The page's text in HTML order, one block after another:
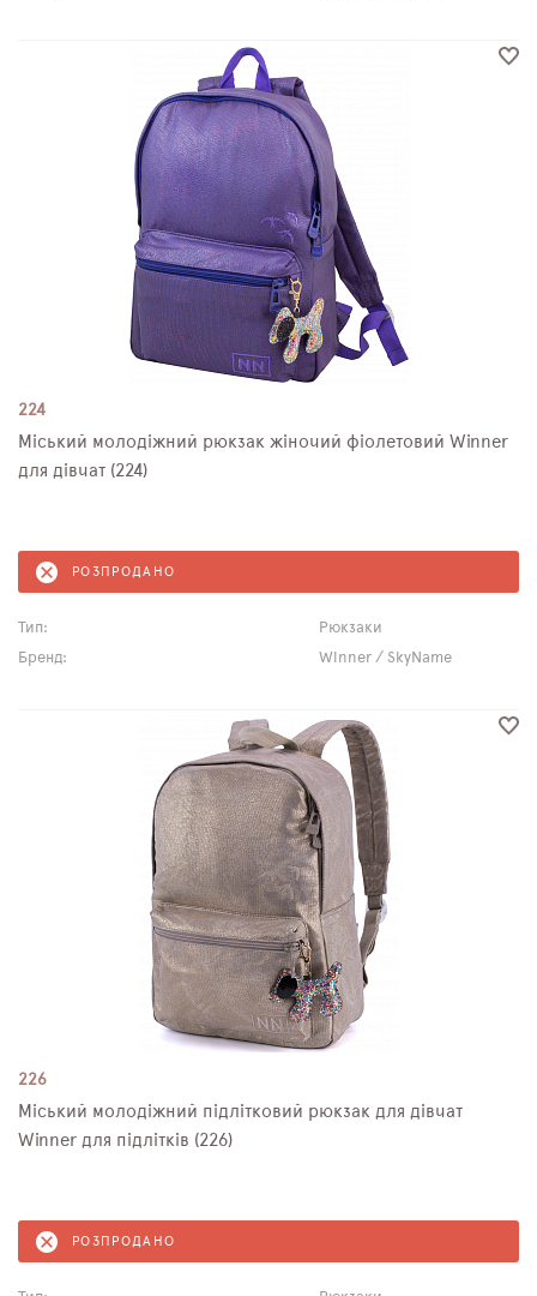
224
Міський молодіжний рюкзак жіночий фіолетовий Winner
для дівчат (224)
РОЗПРОДАНО
Тип:
Рюкзаки
Бренд:
Winner / SkyName
226
Міський молодіжний підлітковий рюкзак для дівчат
Winner для підлітків (226)
РОЗПРОДАНО